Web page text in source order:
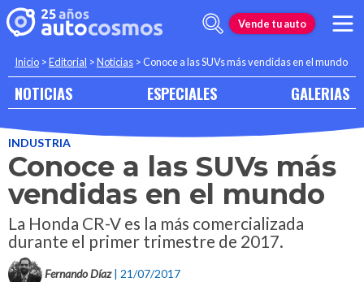
Vende tu auto
Inicio >Editorial >Noticias >Conoce a las SUVs más vendidas en el mundo
NOTICIAS ESPECIALES GALERIAS
INDUSTRIA
Conoce a las SUVs más
vendidas en el mundo
La Honda CR-V es la más comercializada
durante el primer trimestre de 2017.
Fernando Díaz | 21/07/2017